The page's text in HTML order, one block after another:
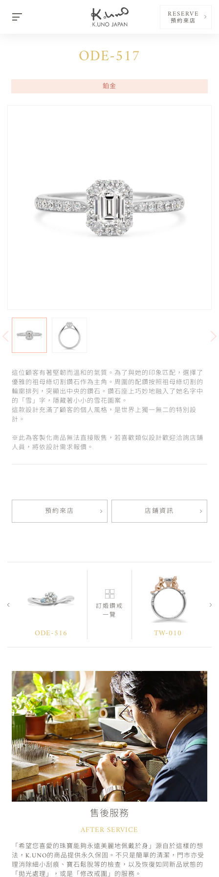
RESERVE
預約來店
ODE-517
鉑金
這位顧客有著堅韌而溫和的氣質。為了與她的印象匹配，選擇了
優雅的祖母綠切割鑽石作為主角。周圍的配鑽按照祖母綠切割的
輪廓排列，突顯出中央的鑽石。鑽石座上巧妙地融入了她名字中
的「雪」字，隱藏著小小的雪花圖案。
這款設計充滿了顧客的個人風格，是世界上獨一無二的特別設
計。
※此為客製化商品無法直接販售，若喜歡類似設計歡迎洽詢店鋪
人員，將依設計需求報價。
預約來店 店鋪資訊
ODE-516
訂婚鑽戒
一覽
TW-010
售後服務
AFTER SERVICE
「希望您喜愛的珠寶能夠永遠美麗地佩戴於身」源自於這樣的想
法，K.UNO的商品提供永久保固。不只是簡單的清潔，門市亦受
理消除細小刮痕、寶石鬆脫等的檢查，以及恢復如同新品狀態的
「拋光處理」，或是「修改戒圍」的服務。